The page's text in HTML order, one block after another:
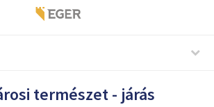
természet - járás